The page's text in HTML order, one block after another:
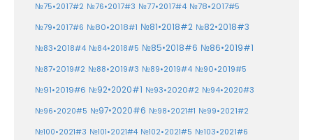
№75•2017#2 №76•2017#3 №77•2017#4 №78•2017#5
№79•2017#6 №80•2018#1 №81•2018#2 №82•2018#3
№83•2018#4 №84•2018#5 №85•2018#6 №86•2019#1
№87•2019#2 №88•2019#3 №89•2019#4 №90•2019#5
№91•2019#6 №92•2020#1 №93•2020#2 №94•2020#3
№96•2020#5 №97•2020#6 №98•2021#1 №99•2021#2
№100•2021#3 №101•2021#4 №102•2021#5 №103•2021#6